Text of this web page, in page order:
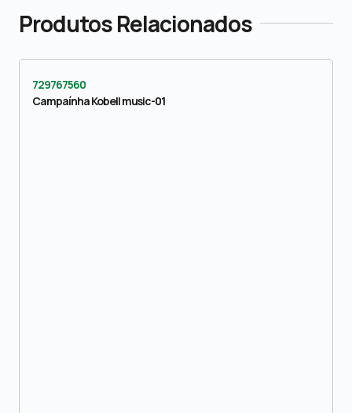
Produtos Relacionados
729767560
Campaínha Kobell music-01